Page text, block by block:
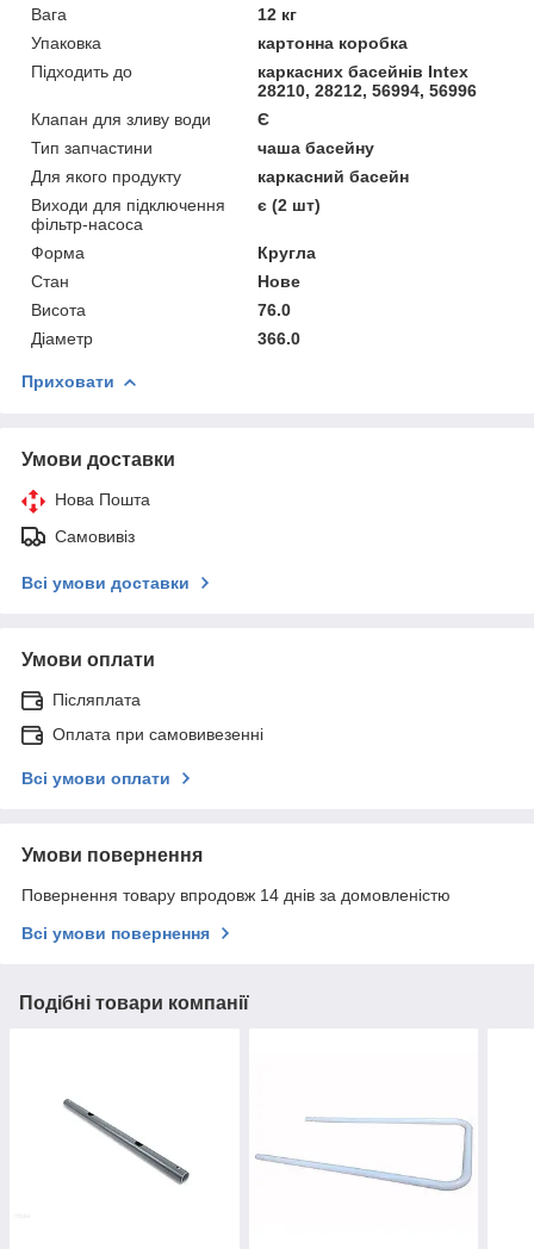
Вага
12 кг
Упаковка
картонна коробка
Підходить до
каркасних басейнів Intex
28210, 28212, 56994, 56996
Клапан для зливу води
Є
Тип запчастини
чаша басейну
Для якого продукту
каркасний басейн
Виходи для підключення
фільтр-насоса
є (2 шт)
Форма
Кругла
Стан
Нове
Висота
76.0
Діаметр
366.0
Приховати
Умови доставки
Нова Пошта
Самовивіз
Всі умови доставки
Умови оплати
Післяплата
Оплата при самовивезенні
Всі умови оплати
Умови повернення
Повернення товару впродовж 14 днів за домовленістю
Всі умови повернення
Подібні товари компанії